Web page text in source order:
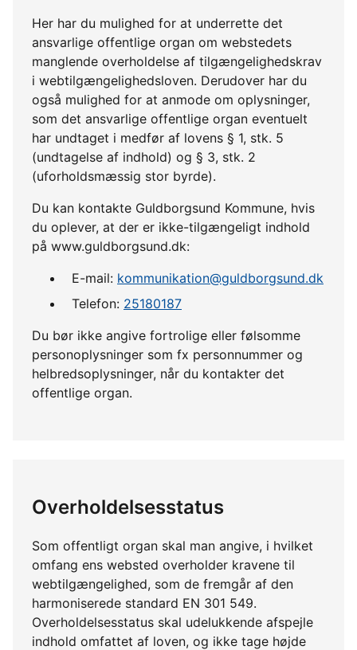
Her har du mulighed for at underrette det
ansvarlige offentlige organ om webstedets
manglende overholdelse af tilgængelighedskrav
i webtilgængelighedsloven. Derudover har du
også mulighed for at anmode om oplysninger,
som det ansvarlige offentlige organ eventuelt
har undtaget i medfør af lovens § 1, stk. 5
(undtagelse af indhold) og § 3, stk. 2
(uforholdsmæssig stor byrde).
Du kan kontakte Guldborgsund Kommune, hvis
du oplever, at der er ikke-tilgængeligt indhold
på www.guldborgsund.dk:
E-mail: kommunikation@guldborgsund.dk
Telefon: 25180187
Du bør ikke angive fortrolige eller følsomme
personoplysninger som fx personnummer og
helbredsoplysninger, når du kontakter det
offentlige organ.
Overholdelsesstatus
Som offentligt organ skal man angive, i hvilket
omfang ens websted overholder kravene til
webtilgængelighed, som de fremgår af den
harmoniserede standard EN 301 549.
Overholdelsesstatus skal udelukkende afspejle
indhold omfattet af loven, og ikke tage højde